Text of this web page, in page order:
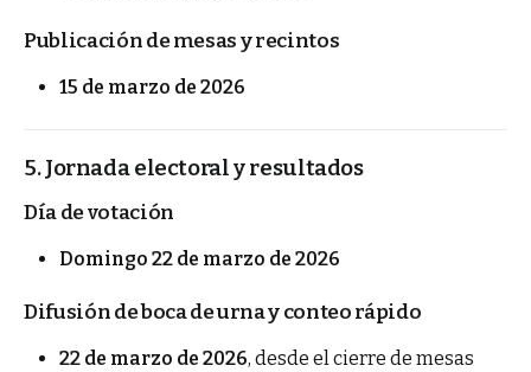
Publicación de mesas y recintos
15 de marzo de 2026
5. Jornada electoral y resultados
Día de votación
Domingo 22 de marzo de 2026
Difusión de boca de urna y conteo rápido
22 de marzo de 2026, desde el cierre de mesas